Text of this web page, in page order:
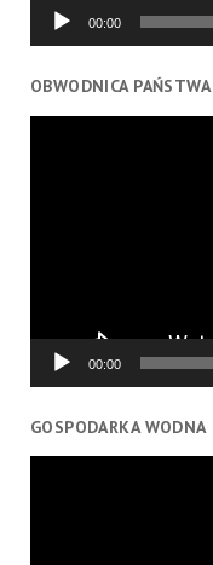
00:00
OBWODNICA PAŃSTWA
00:00
GOSPODARKA WODNA